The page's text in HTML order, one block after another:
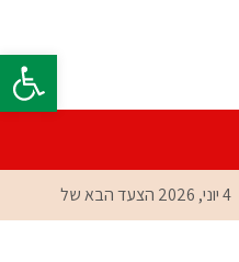
פתח
4 יוני, 2026 הצעד הבא של רמ